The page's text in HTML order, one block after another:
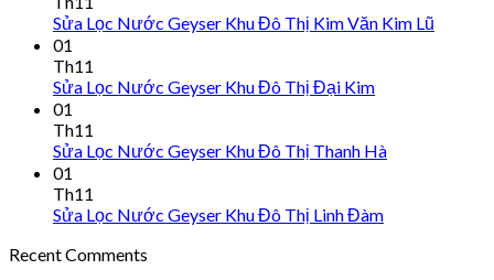
Sửa Lọc Nước Geyser Khu Đô Thị Kim Văn Kim Lũ
01
Th11
Sửa Lọc Nước Geyser Khu Đô Thị Đại Kim
01
Th11
Sửa Lọc Nước Geyser Khu Đô Thị Thanh Hà
01
Th11
Sửa Lọc Nước Geyser Khu Đô Thị Linh Đàm
Recent Comments